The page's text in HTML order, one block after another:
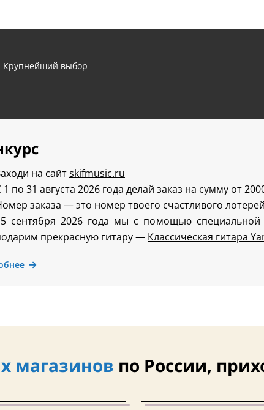
Крупнейший выбор
на сайтskifmusic.ru
1 по 31 августа 2026 года делай заказ на сумму от
заказа — это номер твоего счастливого
сентября 2026 года мы с помощью
прекрасную гитару — Классическая гитара
магазинов по России,